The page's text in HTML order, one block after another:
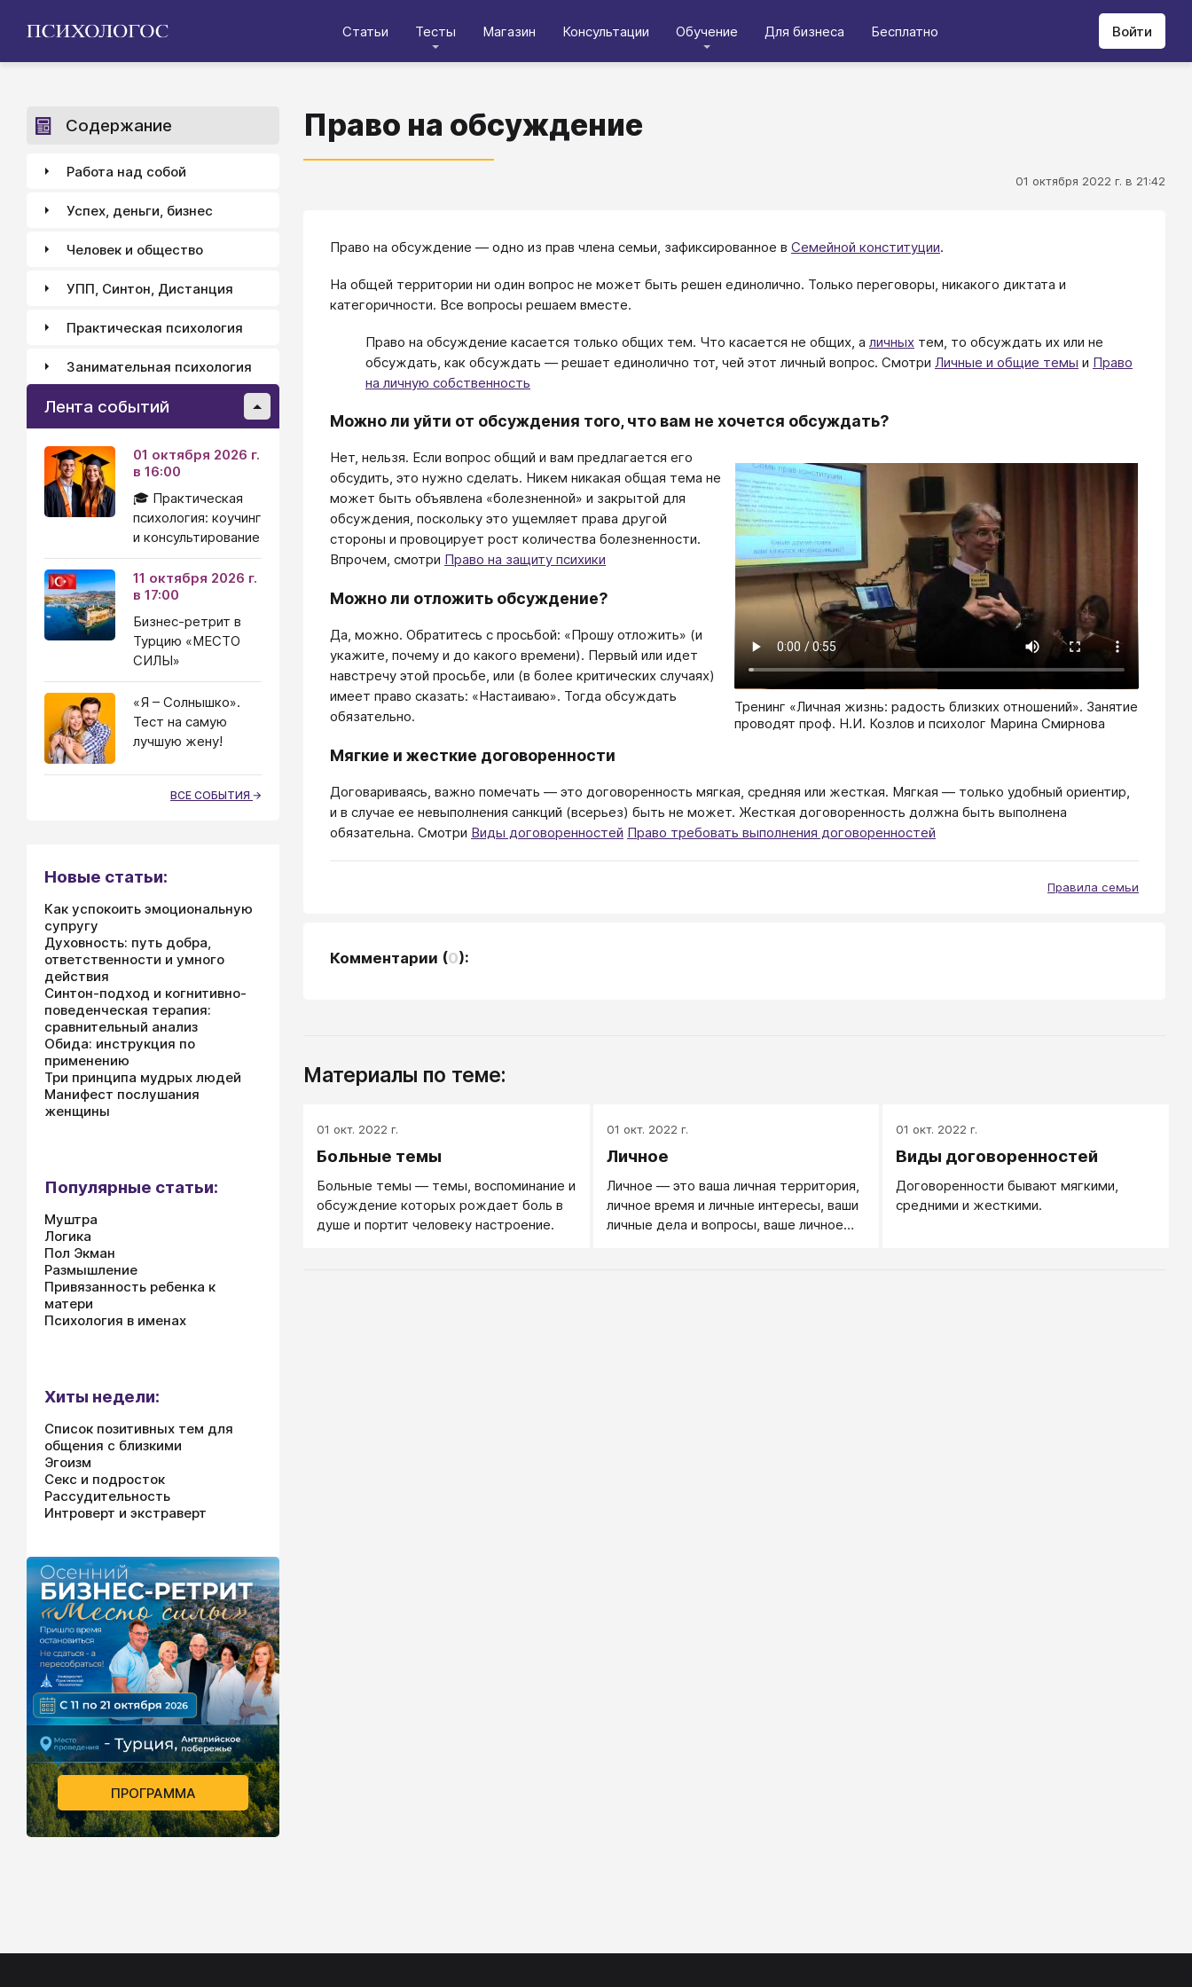
Статьи Тесты Магазин Консультации Обучение Для бизнеса Бесплатно Войти
Право на обсуждение
01 октября 2022 г. в 21:42
Право на обсуждение — одно из прав члена семьи, зафиксированное в Семейной конституции.
На общей территории ни один вопрос не может быть решен единолично. Только переговоры, никакого диктата и
категоричности. Все вопросы решаем вместе.
Право на обсуждение касается только общих тем. Что касается не общих, а личных тем, то обсуждать их или не
обсуждать, как обсуждать — решает единолично тот, чей этот личный вопрос. Смотри Личные и общие темы и Право
на личную собственность
Можно ли уйти от обсуждения того, что вам не хочется обсуждать?
Тренинг «Личная жизнь: радость близких отношений». Занятие
проводят проф. Н.И. Козлов и психолог Марина Смирнова
Нет, нельзя. Если вопрос общий и вам предлагается его
обсудить, это нужно сделать. Никем никакая общая тема не
может быть объявлена «болезненной» и закрытой для
обсуждения, поскольку это ущемляет права другой
стороны и провоцирует рост количества болезненности.
Впрочем, смотри Право на защиту психики
Можно ли отложить обсуждение?
Да, можно. Обратитесь с просьбой: «Прошу отложить» (и
укажите, почему и до какого времени). Первый или идет
навстречу этой просьбе, или (в более критических случаях)
имеет право сказать: «Настаиваю». Тогда обсуждать
обязательно.
Мягкие и жесткие договоренности
Договариваясь, важно помечать — это договоренность мягкая, средняя или жесткая. Мягкая — только удобный ориентир,
и в случае ее невыполнения санкций (всерьез) быть не может. Жесткая договоренность должна быть выполнена
обязательна. Смотри Виды договоренностей Право требовать выполнения договоренностей
Правила семьи
Комментарии (0):
Материалы по теме:
01 окт. 2022 г.
Больные темы
Больные темы — темы, воспоминание и
обсуждение которых рождает боль в
душе и портит человеку настроение.
01 окт. 2022 г.
Личное
Личное — это ваша личная территория,
личное время и личные интересы, ваши
личные дела и вопросы, ваше личное
01 окт. 2022 г.
Виды договоренностей
Договоренности бывают мягкими,
средними и жесткими.
Содержание
Работа над собой
Успех, деньги, бизнес
Человек и общество
УПП, Синтон, Дистанция
Практическая психология
Занимательная психология
Лента событий
01 октября 2026 г.
в 16:00
🎓 Практическая
психология: коучинг
и консультирование
11 октября 2026 г.
в 17:00
Бизнес-ретрит в
Турцию «МЕСТО
СИЛЫ»
«Я – Солнышко».
Тест на самую
лучшую жену!
ВСЕ СОБЫТИЯ
Новые статьи:
Как успокоить эмоциональную
супругу
Духовность: путь добра,
ответственности и умного
действия
Синтон-подход и когнитивно-
поведенческая терапия:
сравнительный анализ
Обида: инструкция по
применению
Три принципа мудрых людей
Манифест послушания
женщины
Популярные статьи:
Муштра
Логика
Пол Экман
Размышление
Привязанность ребенка к
матери
Психология в именах
Хиты недели:
Список позитивных тем для
общения с близкими
Эгоизм
Секс и подросток
Рассудительность
Интроверт и экстраверт
ПРОГРАММА